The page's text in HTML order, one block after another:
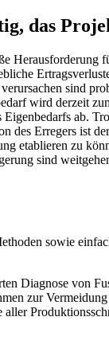
das
sind
wird derzeit
ab.
des Erregers ist
etablieren zu
sind
sowie
Diagnose von
zur